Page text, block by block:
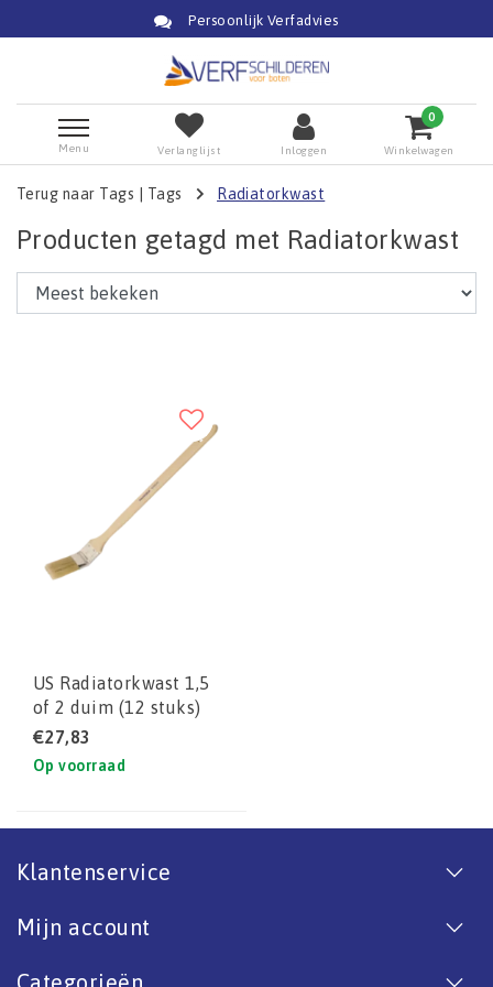
Persoonlijk Verfadvies
Menu Verlanglijst Inloggen
0
Winkelwagen
Terug naar Tags Tags Radiatorkwast
Producten getagd met Radiatorkwast
US Radiatorkwast 1,5
of 2 duim (12 stuks)
€27,83
Op voorraad
Klantenservice
Mijn account
Categorieën